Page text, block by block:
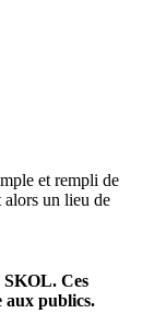
et rempli de
alors un lieu de
SKOL. Ces
aux publics.